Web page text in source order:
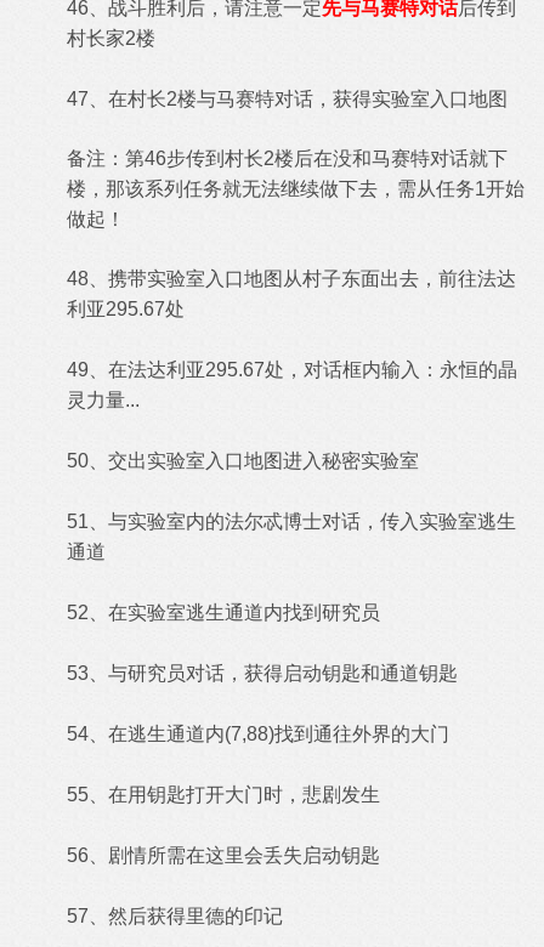
46、战斗胜利后，请注意一定先与马赛特对话后传到
村长家2楼
47、在村长2楼与马赛特对话，获得实验室入口地图
备注：第46步传到村长2楼后在没和马赛特对话就下
楼，那该系列任务就无法继续做下去，需从任务1开始
做起！
48、携带实验室入口地图从村子东面出去，前往法达
利亚295.67处
49、在法达利亚295.67处，对话框内输入：永恒的晶
灵力量...
50、交出实验室入口地图进入秘密实验室
51、与实验室内的法尔忒博士对话，传入实验室逃生
通道
52、在实验室逃生通道内找到研究员
53、与研究员对话，获得启动钥匙和通道钥匙
54、在逃生通道内(7,88)找到通往外界的大门
55、在用钥匙打开大门时，悲剧发生
56、剧情所需在这里会丢失启动钥匙
57、然后获得里德的印记